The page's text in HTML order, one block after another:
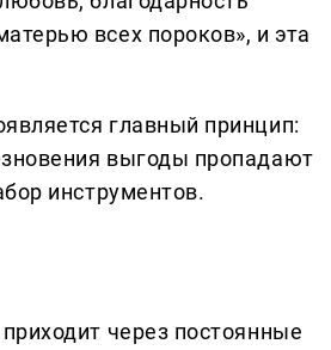
всех пороков», и эта
главный принцип:
выгоды пропадают
инструментов.
через постоянные